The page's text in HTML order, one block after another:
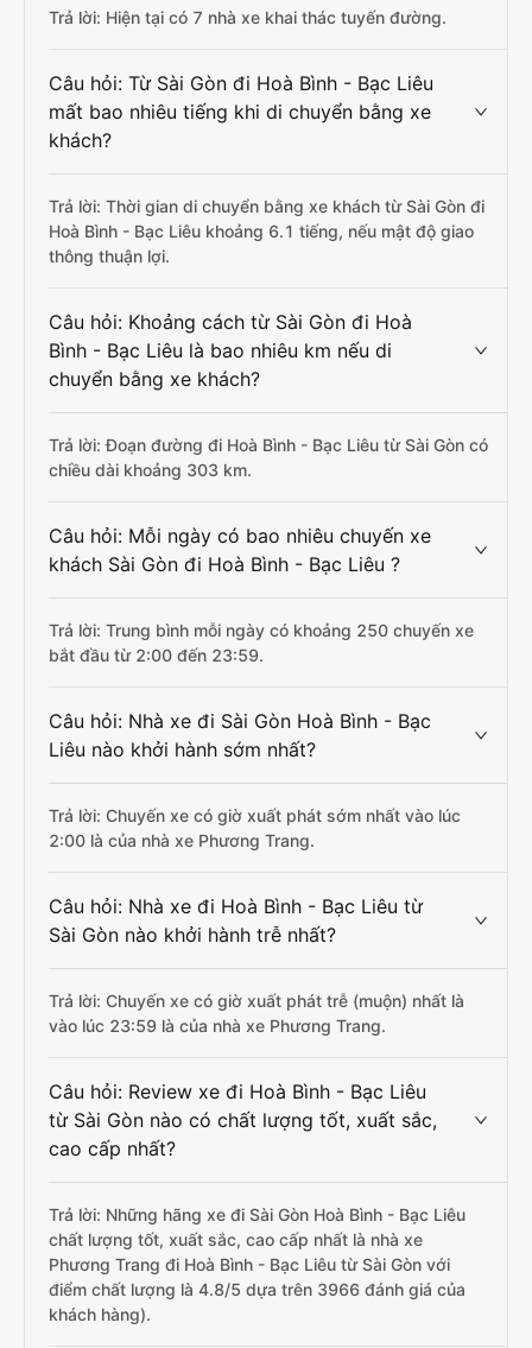
Trả lời: Hiện tại có 7 nhà xe khai thác tuyến đường.
Câu hỏi: Từ Sài Gòn đi Hoà Bình - Bạc Liêu
mất bao nhiêu tiếng khi di chuyển bằng xe
khách?
Trả lời: Thời gian di chuyển bằng xe khách từ Sài Gòn đi
Hoà Bình - Bạc Liêu khoảng 6.1 tiếng, nếu mật độ giao
thông thuận lợi.
Câu hỏi: Khoảng cách từ Sài Gòn đi Hoà
Bình - Bạc Liêu là bao nhiêu km nếu di
chuyển bằng xe khách?
Trả lời: Đoạn đường đi Hoà Bình - Bạc Liêu từ Sài Gòn có
chiều dài khoảng 303 km.
Câu hỏi: Mỗi ngày có bao nhiêu chuyến xe
khách Sài Gòn đi Hoà Bình - Bạc Liêu ?
Trả lời: Trung bình mỗi ngày có khoảng 250 chuyến xe
bắt đầu từ 2:00 đến 23:59.
Câu hỏi: Nhà xe đi Sài Gòn Hoà Bình - Bạc
Liêu nào khởi hành sớm nhất?
Trả lời: Chuyến xe có giờ xuất phát sớm nhất vào lúc
2:00 là của nhà xe Phương Trang.
Câu hỏi: Nhà xe đi Hoà Bình - Bạc Liêu từ
Sài Gòn nào khởi hành trễ nhất?
Trả lời: Chuyến xe có giờ xuất phát trễ (muộn) nhất là
vào lúc 23:59 là của nhà xe Phương Trang.
Câu hỏi: Review xe đi Hoà Bình - Bạc Liêu
từ Sài Gòn nào có chất lượng tốt, xuất sắc,
cao cấp nhất?
Trả lời: Những hãng xe đi Sài Gòn Hoà Bình - Bạc Liêu
chất lượng tốt, xuất sắc, cao cấp nhất là nhà xe
Phương Trang đi Hoà Bình - Bạc Liêu từ Sài Gòn với
điểm chất lượng là 4.8/5 dựa trên 3966 đánh giá của
khách hàng).